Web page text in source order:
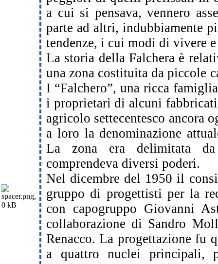
a cui si pensava, vennero
parte ad altri, indubbiamente
tendenze, i cui modi di vivere
La storia della Falchera è
una zona costituita da piccole
I “Falchero”, una ricca
i proprietari di alcuni
agricolo settecentesco ancora
a loro la denominazione
La zona era delimitata
comprendeva diversi poderi.
Nel dicembre del 1950 il
gruppo di progettisti per la
con capogruppo Giovanni
collaborazione di Sandro
Renacco. La progettazione fu
a quattro nuclei principali,